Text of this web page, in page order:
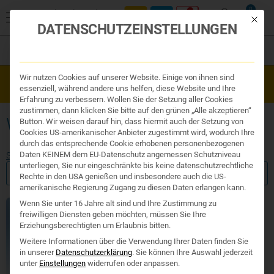
0
Organe & Organ Uhr
Traditionelle Medizin
Nahrungsergänzung
Kosmetik und Hygiene
Ihr Apotheker
Westend Online-Shop: Sicher, schnell und 24/7 für Sie da!
Gratisversand ab €50
WEIZENKEIMEXTRAKT
Start/ Produkte verschlagwortet mit „Weizenkeimextrakt“
FILTER ANZEIGEN
Mit
DATENSCHUTZEINSTELLUNGEN
Wir nutzen Cookies auf unserer Website. Einige von ihnen sind
essenziell, während andere uns helfen, diese Website und Ihre
Erfahrung zu verbessern. Wollen Sie der Setzung aller Cookies
zustimmen, dann klicken Sie bitte auf den grünen „Alle akzeptieren“
Button. Wir weisen darauf hin, dass hiermit auch der Setzung von
Cookies US-amerikanischer Anbieter zugestimmt wird, wodurch Ihre
durch das entsprechende Cookie erhobenen personenbezogenen
Daten KEINEM dem EU-Datenschutz angemessen Schutzniveau
unterliegen, Sie nur eingeschränkte bis keine datenschutzrechtliche
Rechte in den USA genießen und insbesondere auch die US-
amerikanische Regierung Zugang zu diesen Daten erlangen kann.
Wenn Sie unter 16 Jahre alt sind und Ihre Zustimmung zu
freiwilligen Diensten geben möchten, müssen Sie Ihre
Erziehungsberechtigten um Erlaubnis bitten.
Weitere Informationen über die Verwendung Ihrer Daten finden Sie
in unserer Datenschutzerklärung. Sie können Ihre Auswahl jederzeit
unter Einstellungen widerrufen oder anpassen.